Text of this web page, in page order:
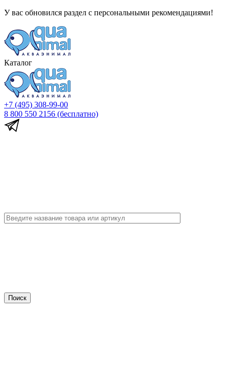
У вас обновился раздел с персональными рекомендациями!
Каталог
+7 (495) 308-99-00
8 800 550 2156 (бесплатно)